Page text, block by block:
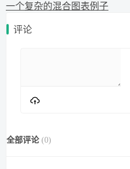
一个复杂的混合图表例子
评论
全部评论 (0)